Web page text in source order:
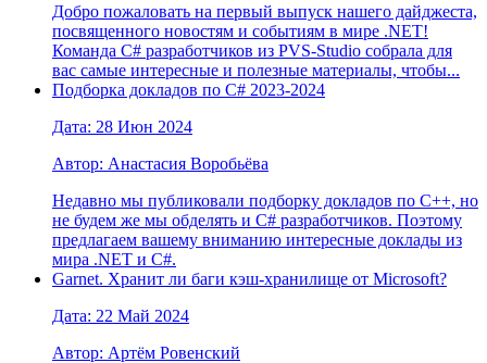
Добро пожаловать на первый выпуск нашего дайджеста,
посвященного новостям и событиям в мире .NET!
Команда C# разработчиков из PVS-Studio собрала для
вас самые интересные и полезные материалы, чтобы...
Подборка докладов по С# 2023-2024
Дата: 28 Июн 2024
Автор: Анастасия Воробьёва
Недавно мы публиковали подборку докладов по C++, но
не будем же мы обделять и C# разработчиков. Поэтому
предлагаем вашему вниманию интересные доклады из
мира .NET и C#.
Garnet. Хранит ли баги кэш-хранилище от Microsoft?
Дата: 22 Май 2024
Автор: Артём Ровенский